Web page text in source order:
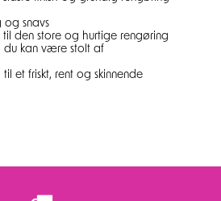
og snavs
den store og hurtige rengøring
du kan være stolt af
et friskt, rent og skinnende